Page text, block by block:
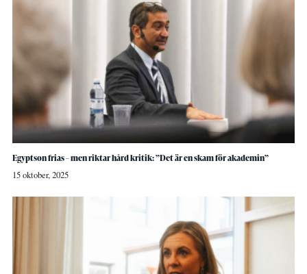
Egyptson frias – men riktar hård kritik: ”Det är en skam för akademin”
15 oktober, 2025